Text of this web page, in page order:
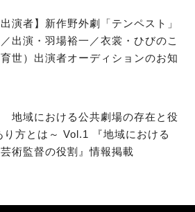
演者】新作野外劇「テンペスト」
出演・羽場裕一／衣裳・ひびのこ
世）出演者オーディションのお知
地域における公共劇場の存在と役
方とは～ Vol.1 『地域における
術監督の役割』情報掲載